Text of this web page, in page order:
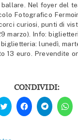
Nel foyer del
Fotografico
curiosi, punti di
marzo). Info:
lunedì,
13 euro. Prevendite
CONDIVIDI:
Fai
clic
qui
Twitter
Fai
clic
per
condividere
Fai
clic
per
Fai
clic
per